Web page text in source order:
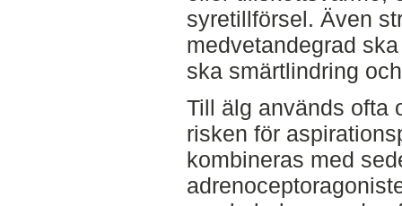
syretillförsel. Även
medvetandegrad
ska smärtlindring
Till älg används ofta
risken för
kombineras med